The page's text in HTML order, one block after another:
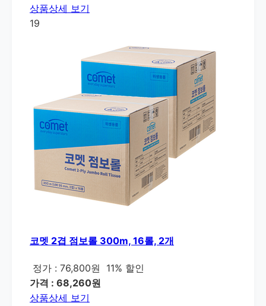
상품상세 보기
19
코멧 2겹 점보롤 300m, 16롤, 2개
정가 : 76,800원
11% 할인
가격 : 68,260원
상품상세 보기